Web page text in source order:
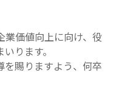
業価値向上に向け、役
ります。
を賜りますよう、何卒